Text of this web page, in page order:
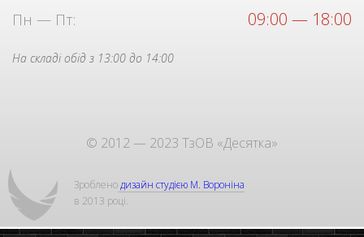
Пн — Пт: 09:00 — 18:00
На складі обід з 13:00 до 14:00
© 2012 — 2023 ТзОВ «Десятка»
Зробленодизайн студією М. Вороніна
в 2013 році.